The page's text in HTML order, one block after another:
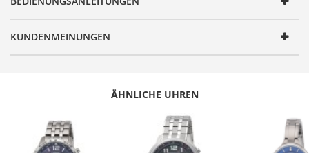
Artikelnummer
EGS-11301-22L
Sportlich robust
Batterie/ Akku Typ
ML1220 (Akku)
KUNDENMEINUNGEN
ÄHNLICHE UHREN